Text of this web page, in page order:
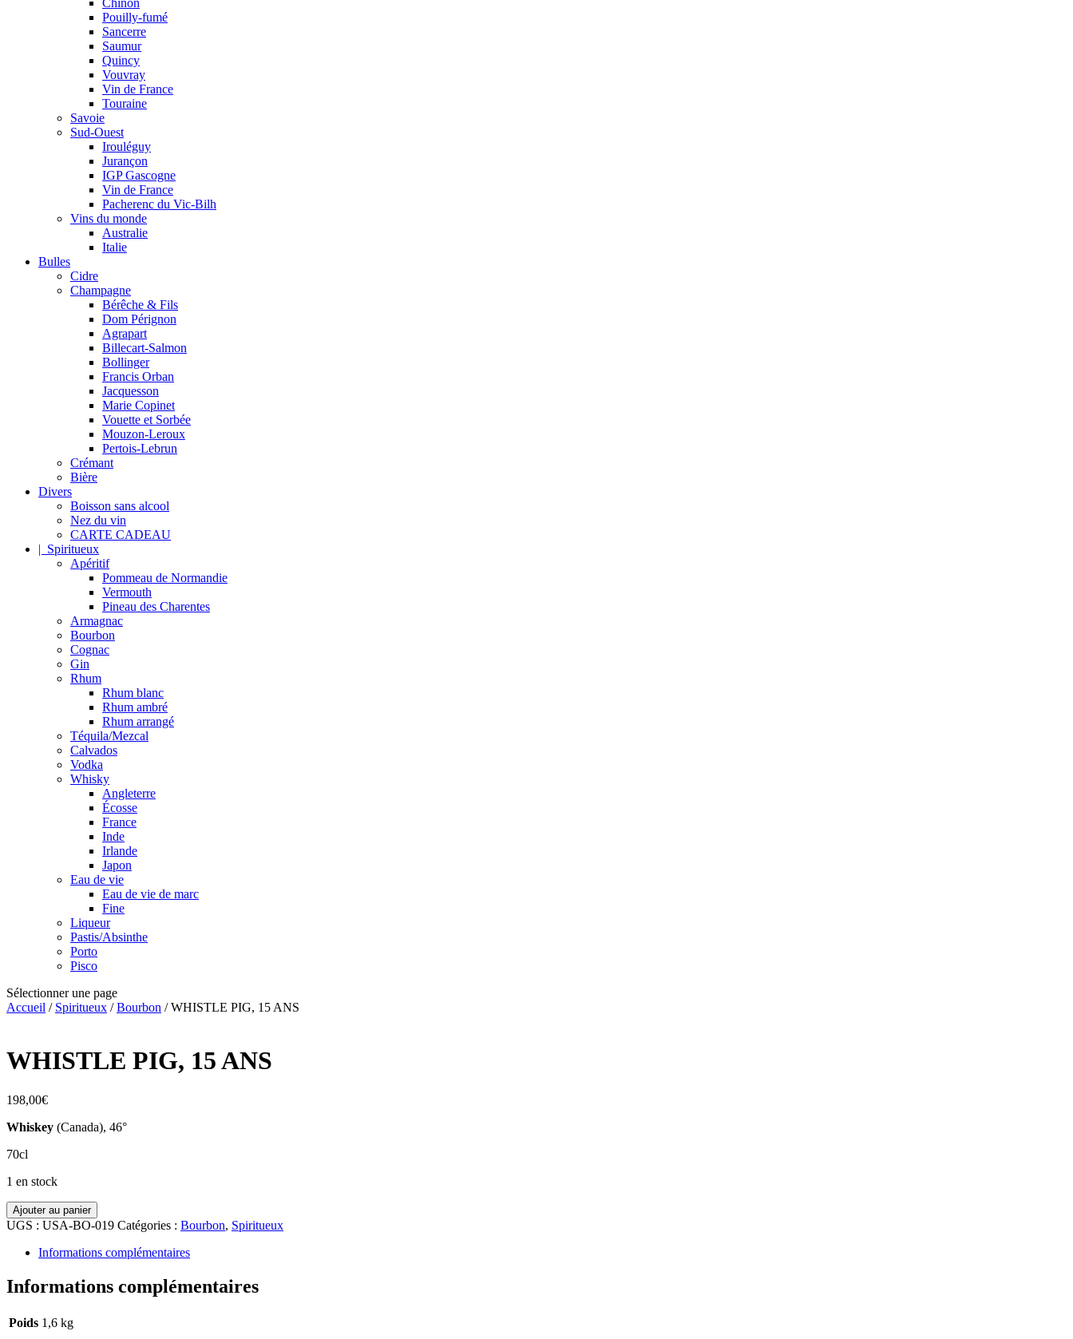
Chinon
Pouilly-fumé
Sancerre
Saumur
Quincy
Vouvray
Vin de France
Touraine
Savoie
Sud-Ouest
Irouléguy
Jurançon
IGP Gascogne
Vin de France
Pacherenc du Vic-Bilh
Vins du monde
Australie
Italie
Bulles
Cidre
Champagne
Bérêche & Fils
Dom Pérignon
Agrapart
Billecart-Salmon
Bollinger
Francis Orban
Jacquesson
Marie Copinet
Vouette et Sorbée
Mouzon-Leroux
Pertois-Lebrun
Crémant
Bière
Divers
Boisson sans alcool
Nez du vin
CARTE CADEAU
| Spiritueux
Apéritif
Pommeau de Normandie
Vermouth
Pineau des Charentes
Armagnac
Bourbon
Cognac
Gin
Rhum
Rhum blanc
Rhum ambré
Rhum arrangé
Téquila/Mezcal
Calvados
Vodka
Whisky
Angleterre
Écosse
France
Inde
Irlande
Japon
Eau de vie
Eau de vie de marc
Fine
Liqueur
Pastis/Absinthe
Porto
Pisco
Sélectionner une page
Accueil / Spiritueux /Bourbon / WHISTLE PIG, 15 ANS
WHISTLE PIG, 15 ANS
198,00€
Whiskey (Canada), 46°
70cl
1 en stock
quantité
de
PIG,
ANS
Ajouter au panier
UGS : USA-BO-019 Catégories : Bourbon, Spiritueux
Informations complémentaires
Informations complémentaires
Poids 1,6 kg